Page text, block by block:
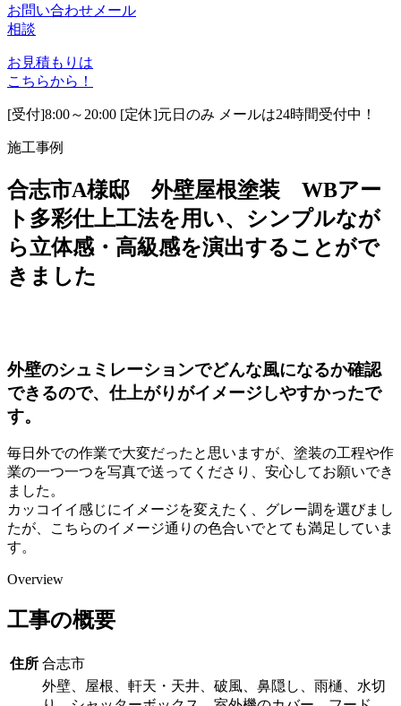
お問い合わせ メール
相談
お見積もりは
こちらから！
[受付]8:00～20:00 [定休]元日のみ メールは24時間受付中！
施工事例
合志市A様邸 外壁屋根塗装 WBアー
ト多彩仕上工法を用い、シンプルなが
ら立体感・高級感を演出することがで
きました
外壁のシュミレーションでどんな風になるか確認
できるので、仕上がりがイメージしやすかったで
す。
毎日外での作業で大変だったと思いますが、塗装の工程や作
業の一つ一つを写真で送ってくださり、安心してお願いでき
ました。
カッコイイ感じにイメージを変えたく、グレー調を選びまし
たが、こちらのイメージ通りの色合いでとても満足していま
す。
Overview
工事の概要
住所 合志市
外壁、屋根、軒天・天井、破風、鼻隠し、雨樋、水切